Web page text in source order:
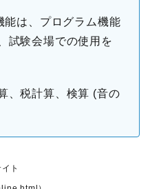
能は、プログラム機能
試験会場での使用を
、税計算、検算 (音の
ト